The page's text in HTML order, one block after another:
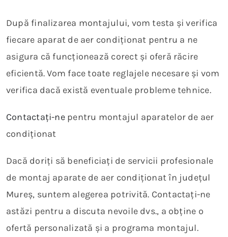
După finalizarea montajului, vom testa și verifica
fiecare aparat de aer condiționat pentru a ne
asigura că funcționează corect și oferă răcire
eficientă. Vom face toate reglajele necesare și vom
verifica dacă există eventuale probleme tehnice.
Contactați-nepentru montajul aparatelor de aer
condiționat
Dacă doriți să beneficiați de servicii profesionale
de montaj aparate de aer condiționat în județul
Mureș, suntem alegerea potrivită. Contactați-ne
astăzi pentru a discuta nevoile dvs., a obține o
ofertă personalizată și a programa montajul.